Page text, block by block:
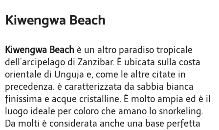
Kiwengwa Beach
Kiwengwa Beach è un altro paradiso tropicale
dell’arcipelago di Zanzibar. È ubicata sulla costa
orientale di Unguja e, come le altre citate in
precedenza, è caratterizzata da sabbia bianca
finissima e acque cristalline. È molto ampia ed è il
luogo ideale per coloro che amano lo snorkeling.
Da molti è considerata anche una base perfetta